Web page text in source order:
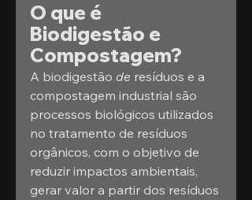
O que é
Biodigestão e
Compostagem?
A biodigestão de resíduos e a
compostagem industrial são
processos biológicos utilizados
no tratamento de resíduos
orgânicos, com o objetivo de
reduzir impactos ambientais,
gerar valor a partir dos resíduos